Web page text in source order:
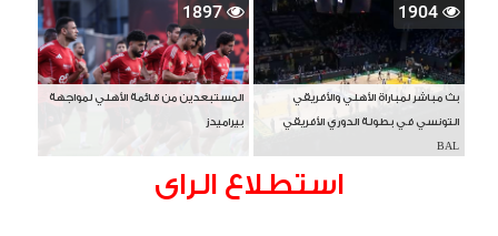
1904
بث مباشر لمباراة الأهلي والأفريقي
التونسي في بطولة الدوري الأفريقي
BAL
1897
المستبعدين من قائمة الأهلي لمواجهة
بيراميدز
استطلاع الراى